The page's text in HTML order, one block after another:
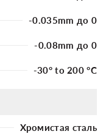
-0.035mm до 0
-0.08mm до 0
-30° to 200 °C
Хромистая сталь